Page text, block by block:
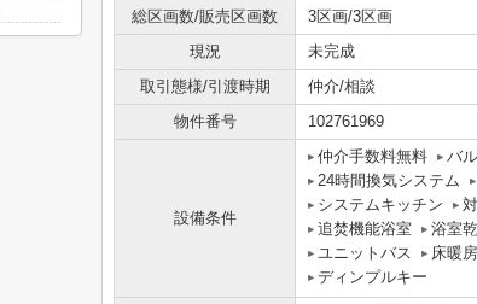
総区画数/販売区画数
3区画/3区画
現況
未完成
取引態様/引渡時期
仲介/相談
物件番号
102761969
設備条件
仲介手数料無料 バ
24時間換気システム
システムキッチン
追焚機能浴室
浴室
ユニットバス
床暖房
ディンプルキー